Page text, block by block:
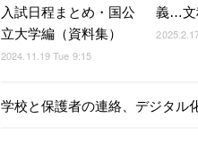
入試日程まとめ・国公
立大学編（資料集）
2024.11.19 Tue 9:15
義…文
学校と保護者の連絡、デジタル